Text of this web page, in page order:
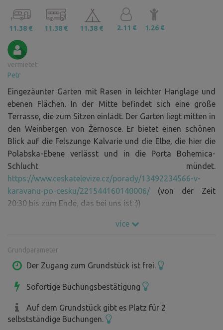
11.38 € 11.38 € 11.38 € 2.11 € 1.26 €
vermietet:
Petr
Eingezäunter Garten mit Rasen in leichter Hanglage und
ebenen Flächen. In der Mitte befindet sich eine große
Terrasse, die zum Sitzen einlädt. Der Garten liegt mitten in
den Weinbergen von Žernosce. Er bietet einen schönen
Blick auf die Felszunge Kalvarie und die Elbe, die hier die
Polabska-Ebene verlässt und in die Porta Bohemica-
Schlucht mündet.
https://www.ceskatelevize.cz/porady/13492234566-v-
karavanu-po-cesku/221544160140006/ (von der Zeit
20:30 bis zum Ende, das bei uns ist :))
více
Grundparameter
Der Zugang zum Grundstück ist frei.
Sofortige Buchungsbestätigung
Auf dem Grundstück gibt es Platz für 2
selbstständige Buchungen.